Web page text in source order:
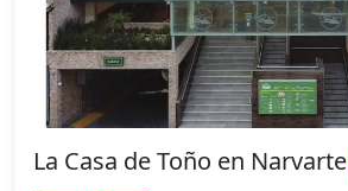
La Casa de Toño en Narvarte